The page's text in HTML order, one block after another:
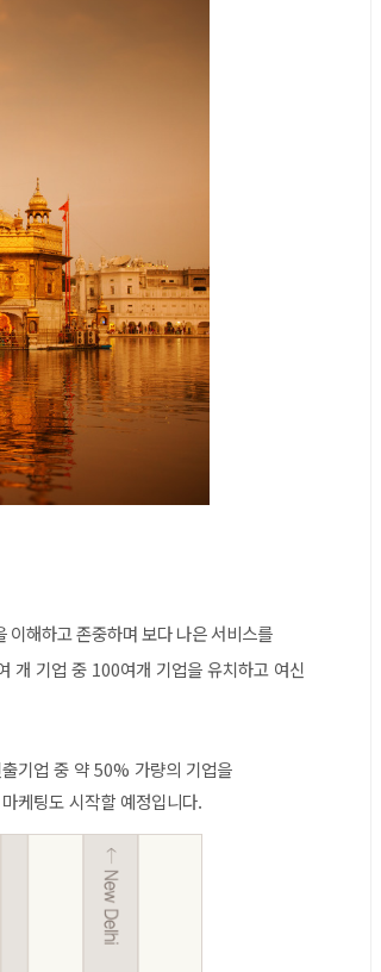
이해하고존중하며보다나은서비스를
개 기업 중 100여개 기업을 유치하고 여신
기업 중 약50% 가량의 기업을
케팅도 시작할 예정입니다.